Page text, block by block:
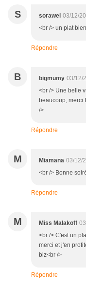
S sorawel 03/12/
<br /> un plat
Répondre
B bigmumy 03/12/
<br /> Une belle
beaucoup, merci
/>
Répondre
M Miamana 03/12/
<br /> Bonne
Répondre
M Miss Malakoff
<br /> C'est un
merci et j'en
biz<br />
Répondre